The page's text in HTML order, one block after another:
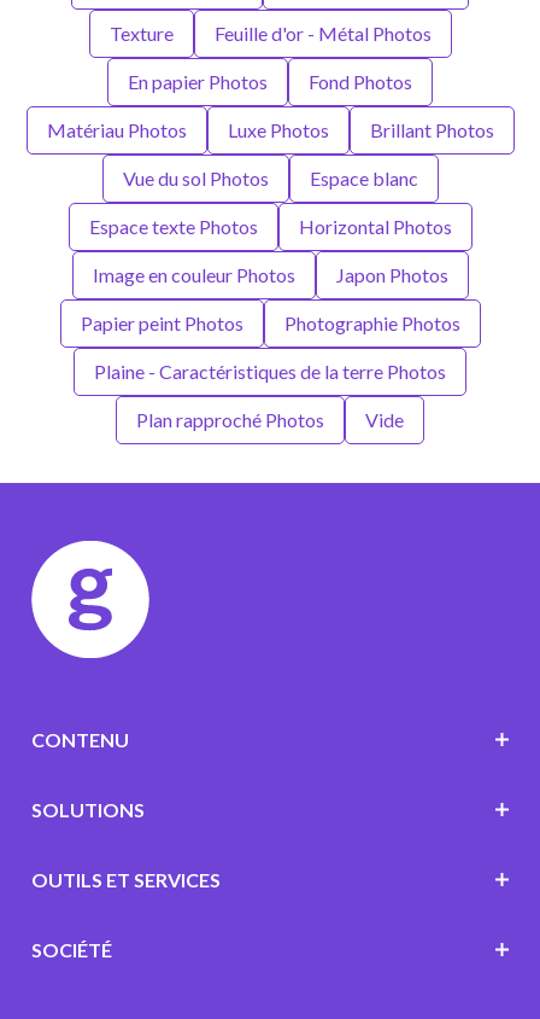
Texture Feuille d'or - Métal Photos
En papier Photos Fond Photos
Matériau Photos Luxe Photos Brillant Photos
Vue du sol Photos Espace blanc
Espace texte Photos Horizontal Photos
Image en couleur Photos Japon Photos
Papier peint Photos Photographie Photos
Plaine - Caractéristiques de la terre Photos
Plan rapproché Photos Vide
CONTENU
SOLUTIONS
OUTILS ET SERVICES
SOCIÉTÉ